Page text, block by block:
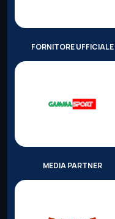
FORNITORE UFFICIALE
MEDIA PARTNER